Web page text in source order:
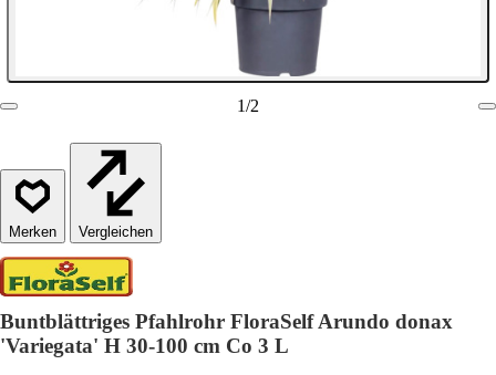
1/2
Vergleichen
Buntblättriges Pfahlrohr FloraSelf Arundo donax
'Variegata' H 30-100 cm Co 3 L